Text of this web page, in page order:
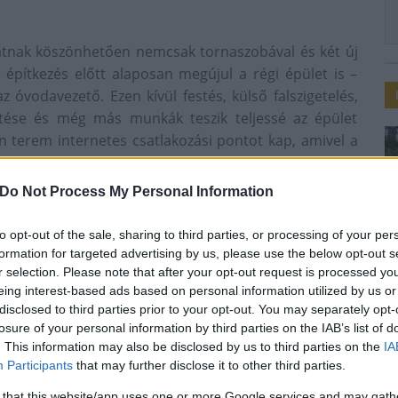
Do Not Process My Personal Information
opt-out of the sale, sharing to third parties, or processing of your
for targeted advertising by us, please use the below opt-out
selection. Please note that after your opt-out request is processed
interest-based ads based on personal information utilized by us
to third parties prior to your opt-out. You may separately
of your personal information by third parties on the IAB’s list of
This information may also be disclosed by us to third parties on the
Participants that may further disclose it to other third parties.
köszönhetően nemcsak tornaszobával és két új
előtt alaposan megújul a régi épület is –
Ezen kívül festés, külső falszigetelés,
és még más munkák teszik teljessé az épület
internetes csatlakozási pontot kap, amivel a
lehetőség adódik. Szintén különlegesség lesz az
éves épülethez igazítanak, belül pedig a terem
körülmények között fogadhatják a legkisebb
a környezet is méltó lesz a több mint száz